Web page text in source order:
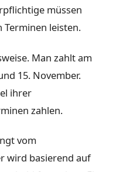
müssen
Terminen leisten.
Man zahlt am
15. November.
ihrer
zahlen.
vom
wird basierend auf